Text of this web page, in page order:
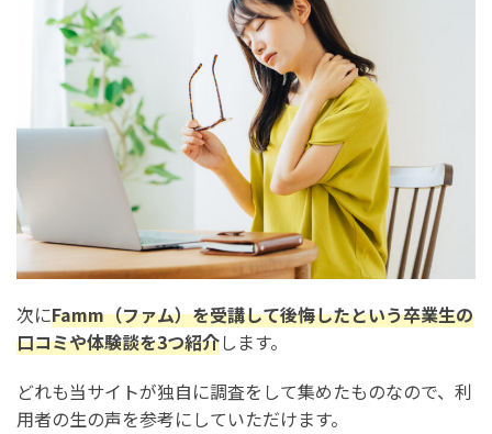
次にFamm（ファム）を受講して後悔したという卒業生の
口コミや体験談を3つ紹介します。
どれも当サイトが独自に調査をして集めたものなので、利
用者の生の声を参考にしていただけます。